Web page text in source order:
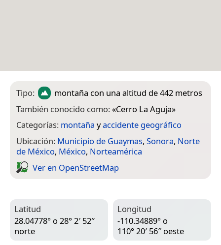
Tipo: montaña con una altitud de 442 metros
También conocido como:«Cerro La Aguja»
Categorías: montaña yaccidente geográfico
Ubicación: Municipio de Guaymas, Sonora, Norte
de México, México, Norteamérica
Ver en Open­Street­Map
Latitud
28.04778° o 28° 2′ 52″
norte
Longitud
-110.34889° o
110° 20′ 56″ oeste